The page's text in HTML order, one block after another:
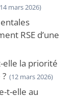
mars 2026)
RSE d’une
elle la priorité
(12 mars 2026)
t-elle au